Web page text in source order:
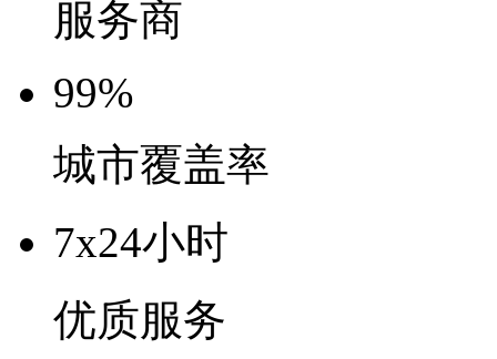
服务商
99%
城市覆盖率
7x24小时
优质服务